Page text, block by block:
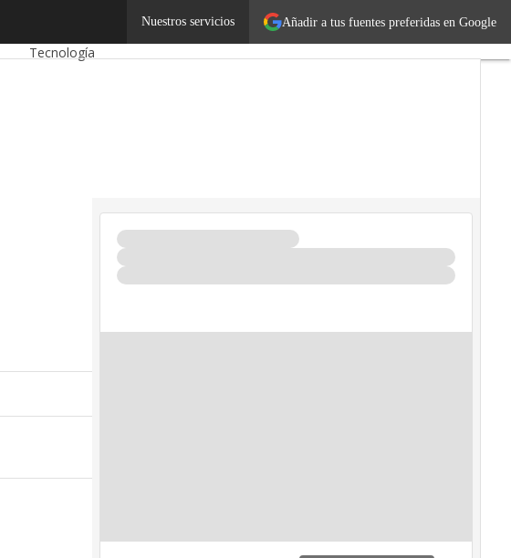
Añadir a tus fuentes preferidas en Google
Nuestros servicios
EmprendedoresLegislación
Tecnología